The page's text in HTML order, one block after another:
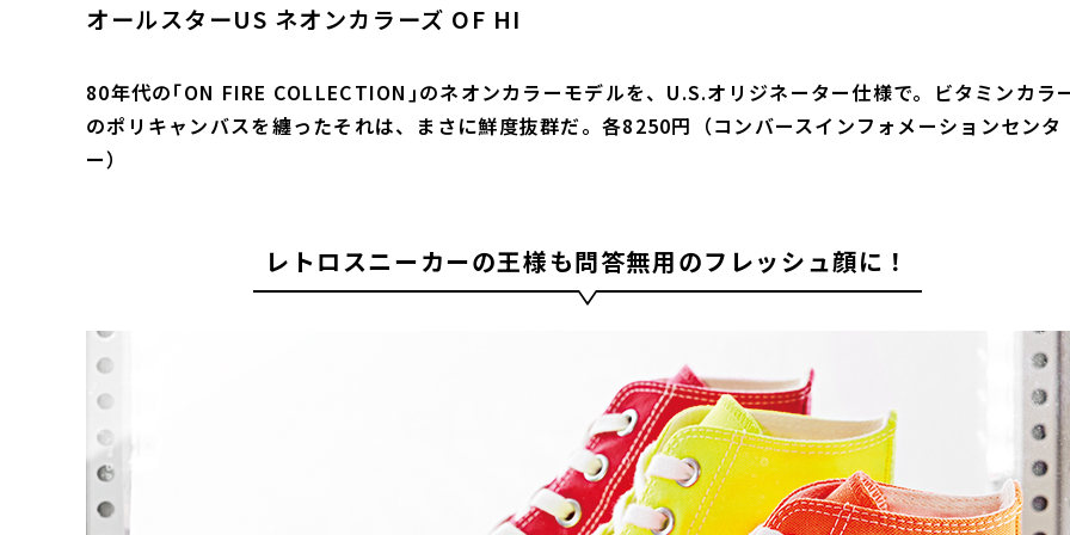
オールスターUS ネオンカラーズ OF HI
80年代の｢ON FIRE COLLECTION｣のネオンカラーモデルを、U.S.オリジネーター仕様で。ビタミンカラ
のポリキャンバスを纏ったそれは、まさに鮮度抜群だ。各8250円（コンバースインフォメーションセンタ
ー）
レトロスニーカーの王様も問答無用のフレッシュ顔に！